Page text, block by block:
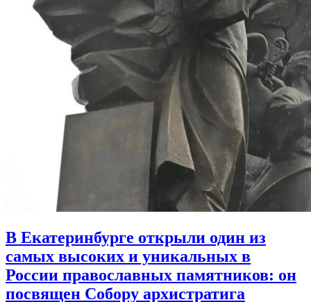
В Екатеринбурге открыли один из
самых высоких и уникальных в
России православных памятников: он
посвящен Собору архистратига